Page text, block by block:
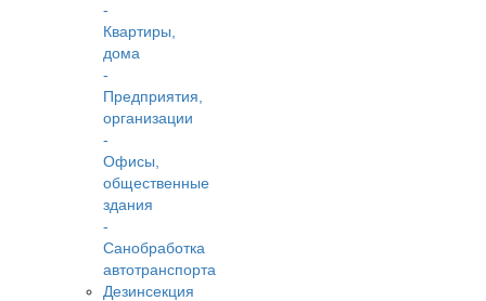
-
Квартиры,
дома
-
Предприятия,
организации
-
Офисы,
общественные
здания
-
Санобработка
автотранспорта
Дезинсекция